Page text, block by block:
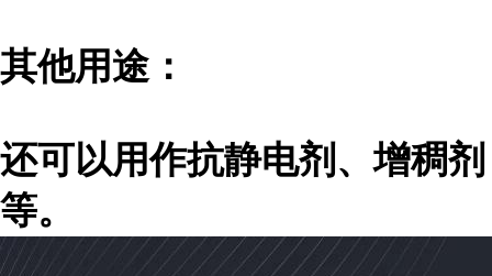
其他用途：
还可以用作抗静电剂、增稠剂
等。